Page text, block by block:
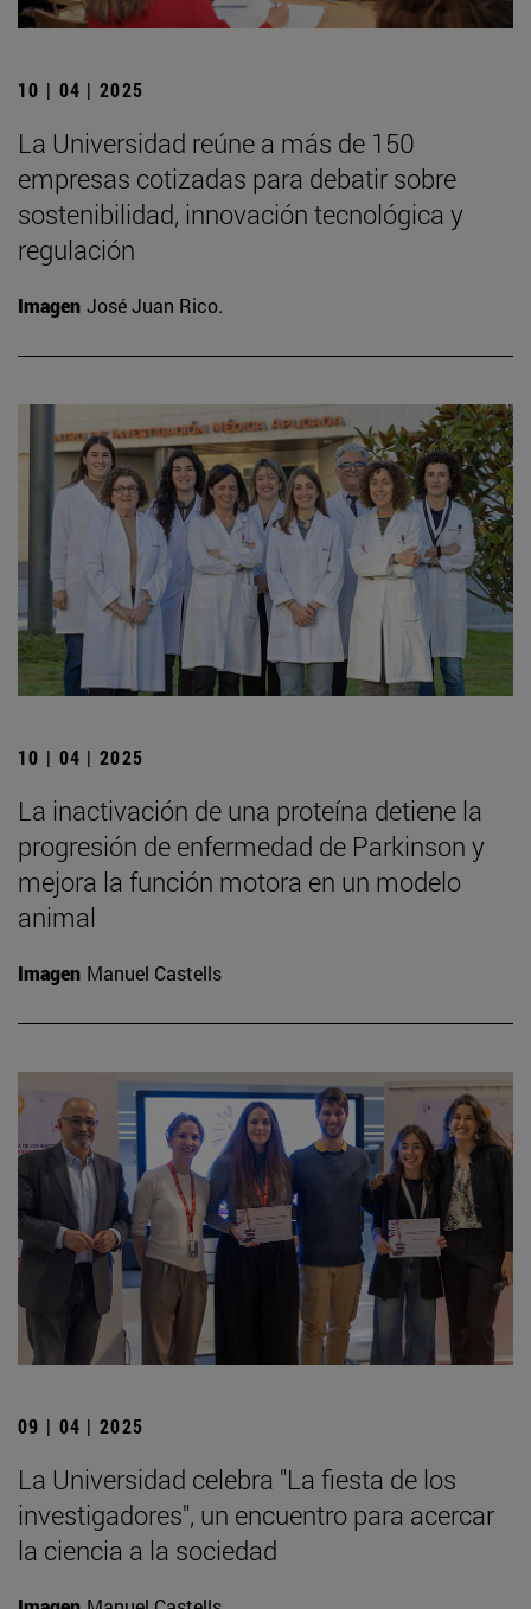
10 | 04 | 2025
La Universidad reúne a más de 150
empresas cotizadas para debatir sobre
sostenibilidad, innovación tecnológica y
regulación
Imagen José Juan Rico.
10 | 04 | 2025
La inactivación de una proteína detiene la
progresión de enfermedad de Parkinson y
mejora la función motora en un modelo
animal
Imagen Manuel Castells
09 | 04 | 2025
La Universidad celebra "La fiesta de los
investigadores", un encuentro para acercar
la ciencia a la sociedad